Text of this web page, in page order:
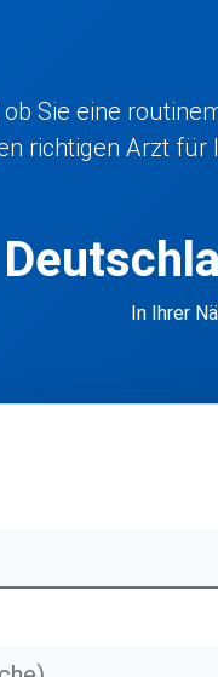
Sie eine
richtigen Arzt für
In Ihrer